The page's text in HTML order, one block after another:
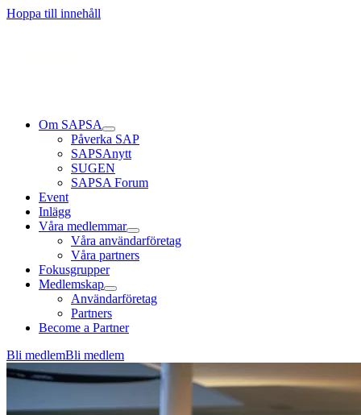
Hoppa till innehåll
Om SAPSA
Påverka SAP
SAPSAnytt
SUGEN
SAPSA Forum
Event
Inlägg
Våra medlemmar
Våra användarföretag
Våra partners
Fokusgrupper
Medlemskap
Användarföretag
Partners
Become a Partner
Bli medlemBli medlem